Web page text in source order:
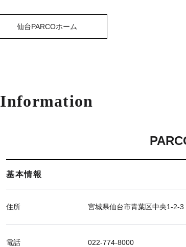
仙台PARCOホーム
Information
基本情報
住所 宮城県仙台市青葉区中央1-2-3
電話 022-774-8000